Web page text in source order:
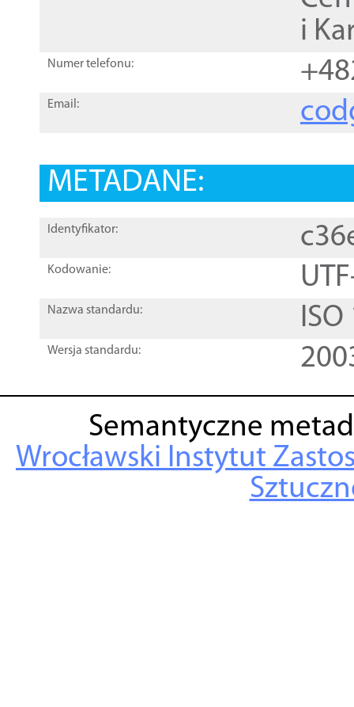
i
Numer telefonu:
Email:
METADANE:
Identyfikator:
Kodowanie:
Nazwa standardu:
Wersja standardu:
Semantyczne
Wrocławski Instytut